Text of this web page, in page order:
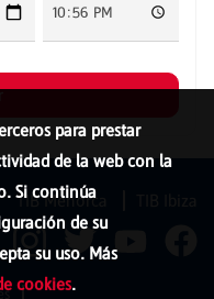
para prestar
de la web con la
Si continúa
de su
su uso. Más
cookies.
TIB Menorca